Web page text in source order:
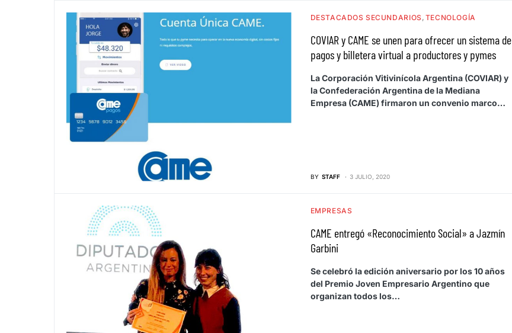
DESTACADOS SECUNDARIOS TECNOLOGÍA
COVIAR y CAME se unen para ofrecer un sistema de
pagos y billetera virtual a productores y pymes
La Corporación Vitivinícola Argentina (COVIAR) y
la Confederación Argentina de la Mediana
Empresa (CAME) firmaron un convenio marco…
BY STAFF 3 JULIO, 2020
EMPRESAS
CAME entregó «Reconocimiento Social» a Jazmín
Garbini
Se celebró la edición aniversario por los 10 años
del Premio Joven Empresario Argentino que
organizan todos los…